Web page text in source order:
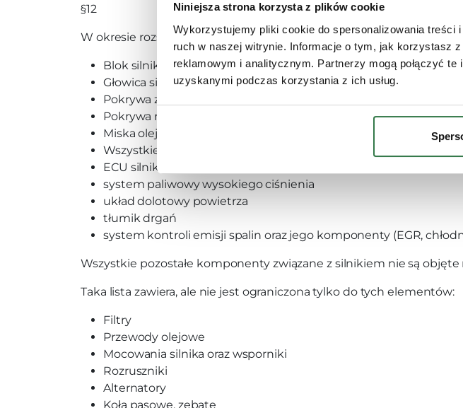
Niniejsza strona korzysta z plików cookie
Wykorzystujemy pliki cookie do spersonalizowania treści
ruch w naszej witrynie. Informacje o tym, jak korzystasz
reklamowym i analitycznym. Partnerzy mogą połączyć
uzyskanymi podczas korzystania z ich usług.
§12
W okresie rozszerzonej gwarancji na silnik gwarancją są objęte:
Blok silnika
Głowica silnika
Pokrywa zaworów
Pokrywa rozrządu
Miska olejowa
Wszystkie komponenty mieszczące się wewnątrz w/w
ECU silnika
system paliwowy wysokiego ciśnienia
układ dolotowy powietrza
tłumik drgań
system kontroli emisji spalin oraz jego komponenty (EGR,
Wszystkie pozostałe komponenty związane z silnikiem nie są objęte
Taka lista zawiera, ale nie jest ograniczona tylko do tych elementów:
Filtry
Przewody olejowe
Mocowania silnika oraz wsporniki
Rozruszniki
Alternatory
Koła pasowe, zębate